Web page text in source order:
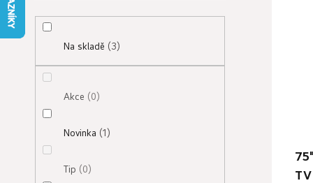
Na skladě 3
Akce 0
Novinka 1
Tip 0